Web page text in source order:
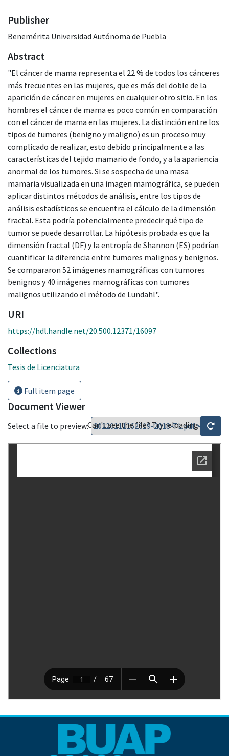
Publisher
Benemérita Universidad Autónoma de Puebla
Abstract
"El cáncer de mama representa el 22 % de todos los cánceres
más frecuentes en las mujeres, que es más del doble de la
aparición de cáncer en mujeres en cualquier otro sitio. En los
hombres el cáncer de mama es poco común en comparación
con el cáncer de mama en las mujeres. La distinción entre los
tipos de tumores (benigno y maligno) es un proceso muy
complicado de realizar, esto debido principalmente a las
características del tejido mamario de fondo, y a la apariencia
anormal de los tumores. Si se sospecha de una masa
mamaria visualizada en una imagen mamográfica, se pueden
aplicar distintos métodos de análisis, entre los tipos de
análisis estadísticos se encuentra el cálculo de la dimensión
fractal. Esta podría potencialmente predecir qué tipo de
tumor se puede desarrollar. La hipótesis probada es que la
dimensión fractal (DF) y la entropía de Shannon (ES) podrían
cuantificar la diferencia entre tumores malignos y benignos.
Se compararon 52 imágenes mamográficas con tumores
benignos y 40 imágenes mamográficas con tumores
malignos utilizando el método de Lundahl".
URI
https://hdl.handle.net/20.500.12371/16097
Collections
Tesis de Licenciatura
Full item page
Document Viewer
Select a file to preview:Can't see the file? Try reloading